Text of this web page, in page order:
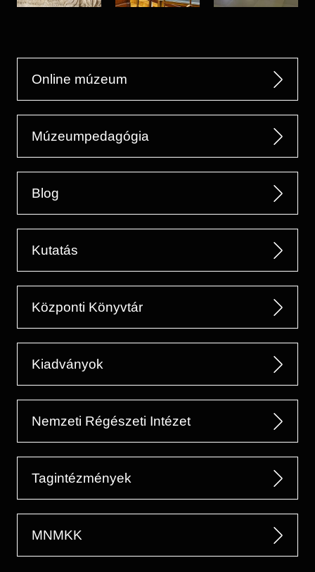
Online múzeum
Múzeumpedagógia
Blog
Kutatás
Központi Könyvtár
Kiadványok
Nemzeti Régészeti Intézet
Tagintézmények
MNMKK